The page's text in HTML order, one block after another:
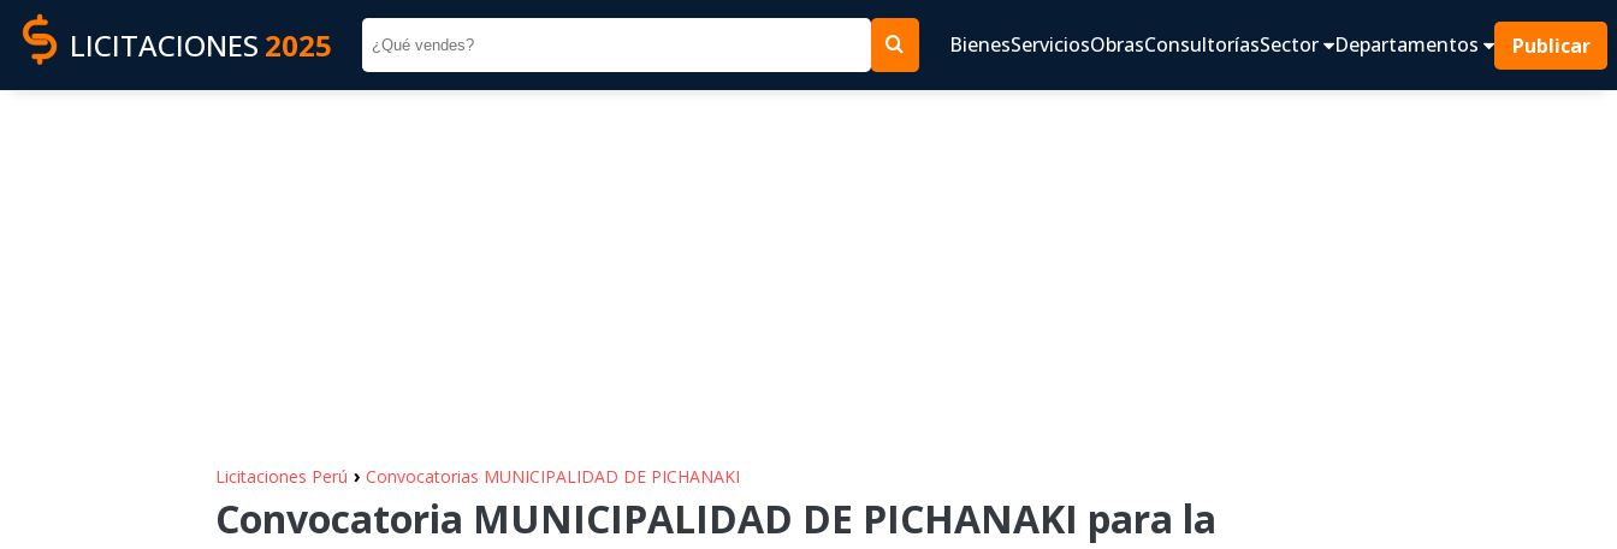
LICITACIONES 2025 BienesServiciosObrasConsultoríasSector Departamentos Publicar
Licitaciones Perú › Convocatorias MUNICIPALIDAD DE PICHANAKI
Convocatoria MUNICIPALIDAD DE PICHANAKI para la